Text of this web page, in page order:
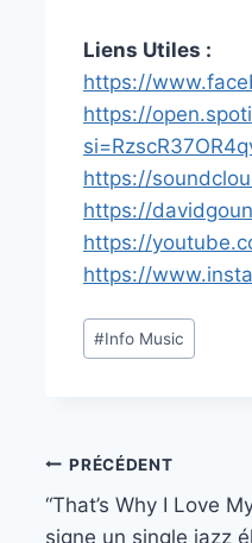
Liens Utiles :
https://
https://
https://
https://
https://
https://
Étiquettes
de
#Info Music
Navigation
de
PRÉCÉDENT
“That’s Why I Love
signe un single jazz